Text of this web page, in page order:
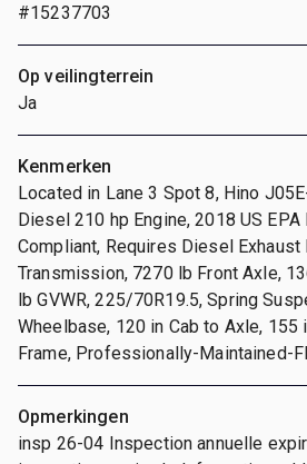
#15237703
Op veilingterrein
Ja
Kenmerken
Located in Lane 3 Spot 8, Hino
Diesel 210 hp Engine, 2018 US EPA
Compliant, Requires Diesel Exhaust
Transmission, 7270 lb Front Axle,
lb GVWR, 225/70R19.5, Spring
Wheelbase, 120 in Cab to Axle, 155
Frame, Professionally-Maintained-
Opmerkingen
insp 26-04 Inspection annuelle